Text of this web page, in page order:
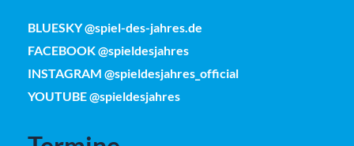
BLUESKY @spiel-des-jahres.de
FACEBOOK @spieldesjahres
INSTAGRAM @spieldesjahres_official
YOUTUBE @spieldesjahres